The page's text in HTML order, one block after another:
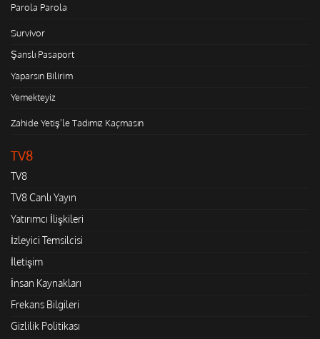
Parola Parola
Survivor
Şanslı Pasaport
Yaparsın Bilirim
Yemekteyiz
Zahide Yetiş'le Tadımız Kaçmasın
TV8
TV8
TV8 Canlı Yayın
Yatırımcı İlişkileri
İzleyici Temsilcisi
İletişim
İnsan Kaynakları
Frekans Bilgileri
Gizlilik Politikası